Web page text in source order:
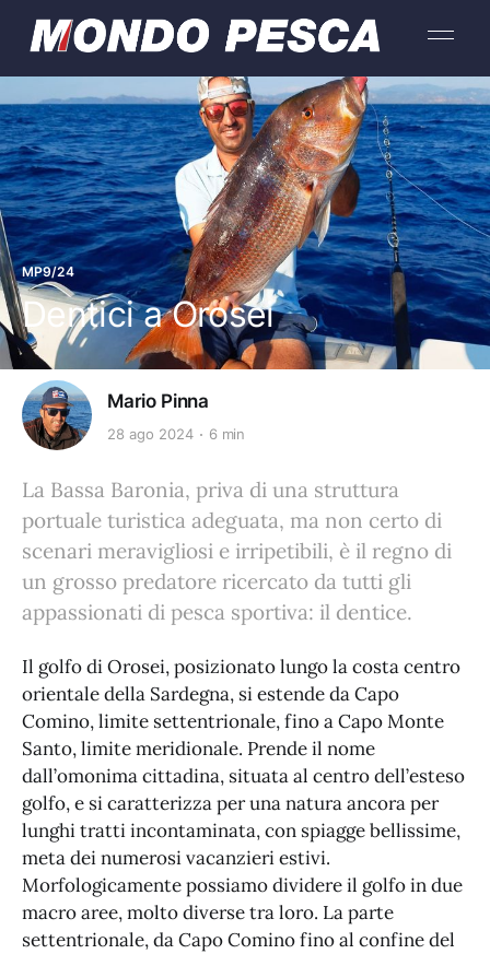
MP9/24
Dentici a Orosei
Mario Pinna
28 ago 2024 6 min
La Bassa Baronia, priva di una struttura
portuale turistica adeguata, ma non certo di
scenari meravigliosi e irripetibili, è il regno di
un grosso predatore ricercato da tutti gli
appassionati di pesca sportiva: il dentice.
Il golfo di Orosei, posizionato lungo la costa centro
orientale della Sardegna, si estende da Capo
Comino, limite settentrionale, fino a Capo Monte
Santo, limite meridionale. Prende il nome
dall’omonima cittadina, situata al centro dell’esteso
golfo, e si caratterizza per una natura ancora per
lunghi tratti incontaminata, con spiagge bellissime,
meta dei numerosi vacanzieri estivi.
Morfologicamente possiamo dividere il golfo in due
macro aree, molto diverse tra loro. La parte
settentrionale, da Capo Comino fino al confine del